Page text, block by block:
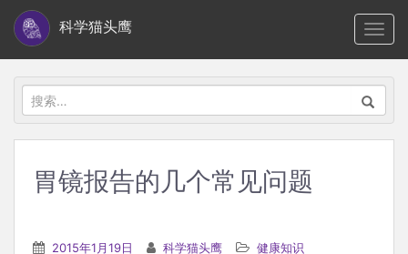
i
科学猫头鹰
搜
索：
胃镜报告的几个常见问题
2015年1月19日 科学猫头鹰 健康知识